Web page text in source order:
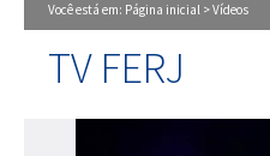
Você está em: Página inicial >Vídeos
TV FERJ